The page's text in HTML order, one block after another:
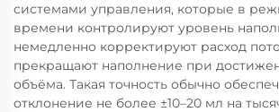
системами управления, которые в
времени контролируют уровень
немедленно корректируют расход
прекращают наполнение при
объёма. Такая точность обычно
отклонение не более ±10–20 мл на